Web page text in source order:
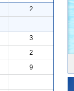
2
3
2
9